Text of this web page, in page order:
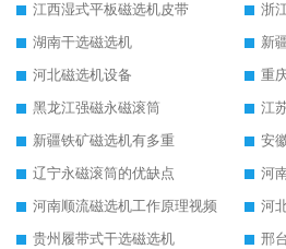
江西湿式平板磁选机皮带
浙
湖南干选磁选机
新
河北磁选机设备
重
黑龙江强磁永磁滚筒
江
新疆铁矿磁选机有多重
安
辽宁永磁滚筒的优缺点
河
河南顺流磁选机工作原理视频
河
贵州履带式干选磁选机
邢